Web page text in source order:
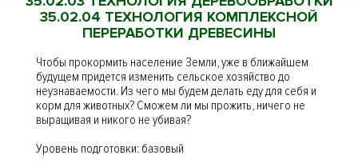
35.02.04 ТЕХНОЛОГИЯ КОМПЛЕКСНОЙ
ПЕРЕРАБОТКИ ДРЕВЕСИНЫ
Чтобы прокормить население Земли, уже в ближайшем
будущем придется изменить сельское хозяйство до
неузнаваемости. Из чего мы будем делать еду для себя и
корм для животных? Сможем ли мы прожить, ничего не
выращивая и никого не убивая?
Уровень подготовки: базовый